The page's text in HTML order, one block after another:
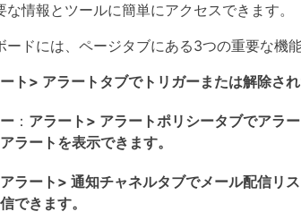
情報とツールに簡単にアクセスできます。
ードには、ページタブにある3つの重要な機
ト> アラート タブでトリガーまたは解除さ
： アラート> アラートポリシータブでアラ
ラートを表示できます。
アラート> 通知チャネルタブでメール配信リ
できます。